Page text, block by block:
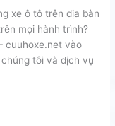
xe ô tô trên địa bàn
mọi hành trình?
cuuhoxe.net vào
tôi và dịch vụ